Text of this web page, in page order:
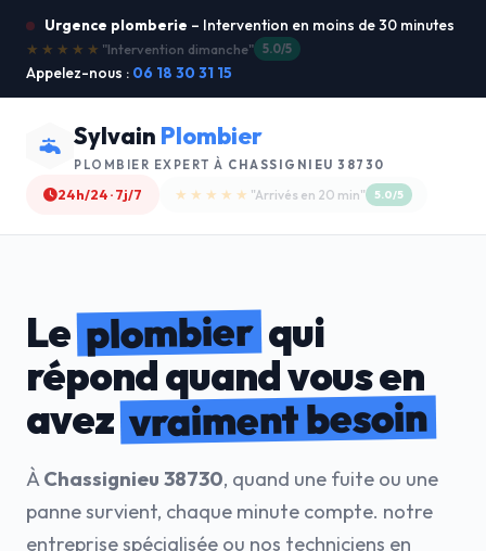
Urgence plomberie – Intervention en moins de 30 minutes
★★★★★ "Je recommande !" 4.9/5
Appelez-nous : 06 18 30 31 15
Sylvain Plombier
PLOMBIER EXPERT À CHASSIGNIEU 38730
24h/24 · 7j/7 ★★★★☆ "Devis gratuit" 4.8/5
Leplombierqui
répond quand vous en
avezvraiment besoin
ÀChassignieu 38730, quand une fuite ou une
panne survient, chaque minute compte. notre
entreprise spécialisée ou nos techniciens en